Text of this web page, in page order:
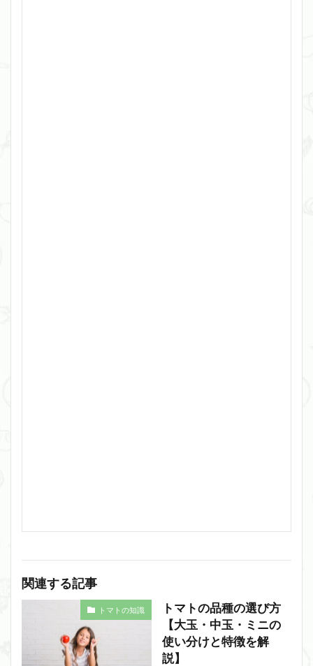
関連する記事
トマトの知識
トマトの品種の選び方
【大玉・中玉・ミニの
使い分けと特徴を解
説】